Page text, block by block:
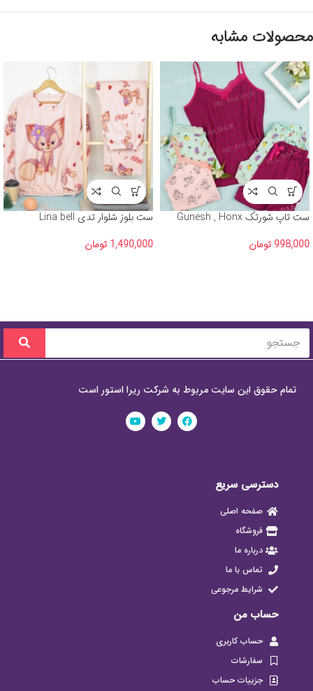
محصولات مشابه
ست تاپ شورتک Gunesh , Honx
998,000 تومان
ست بلوز شلوار تدی Lina bell
1,490,000 تومان
تمام حقوق این سایت مربوط به شرکت ریرا استور است
دسترسی سریع
صفحه اصلی
فروشگاه
درباره ما
تماس با ما
شرایط مرجوعی
حساب من
حساب کاربری
سفارشات
جزییات حساب